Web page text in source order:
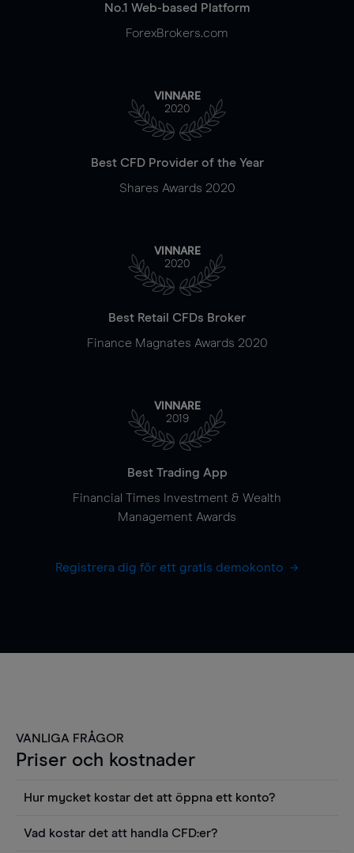
No.1 Web-based Platform
ForexBrokers.com
VINNARE
2020
Best CFD Provider of the Year
Shares Awards 2020
VINNARE
2020
Best Retail CFDs Broker
Finance Magnates Awards 2020
VINNARE
2019
Best Trading App
Financial Times Investment & Wealth
Management Awards
Registrera dig för ett gratis demokonto
VANLIGA FRÅGOR
Priser och kostnader
Hur mycket kostar det att öppna ett konto?
Vad kostar det att handla CFD:er?